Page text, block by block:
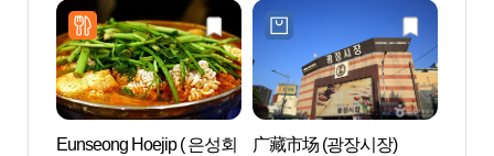
Eunseong Hoejip ( 은성회
广藏市场 (광장시장)